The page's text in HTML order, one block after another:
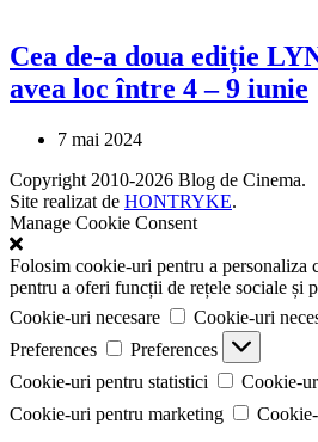
Cea de-a doua ediție
avea loc între 4 – 9 iunie
7 mai 2024
Copyright 2010-2026 Blog de Cinema.
Site realizat de HONTRYKE.
Manage Cookie Consent
Folosim cookie-uri pentru a personaliza
pentru a oferi funcții de rețele sociale și
Cookie-uri necesare
Cookie-uri
Preferences
Preferences
Cookie-uri pentru statistici
Cookie-
Cookie-uri pentru marketing